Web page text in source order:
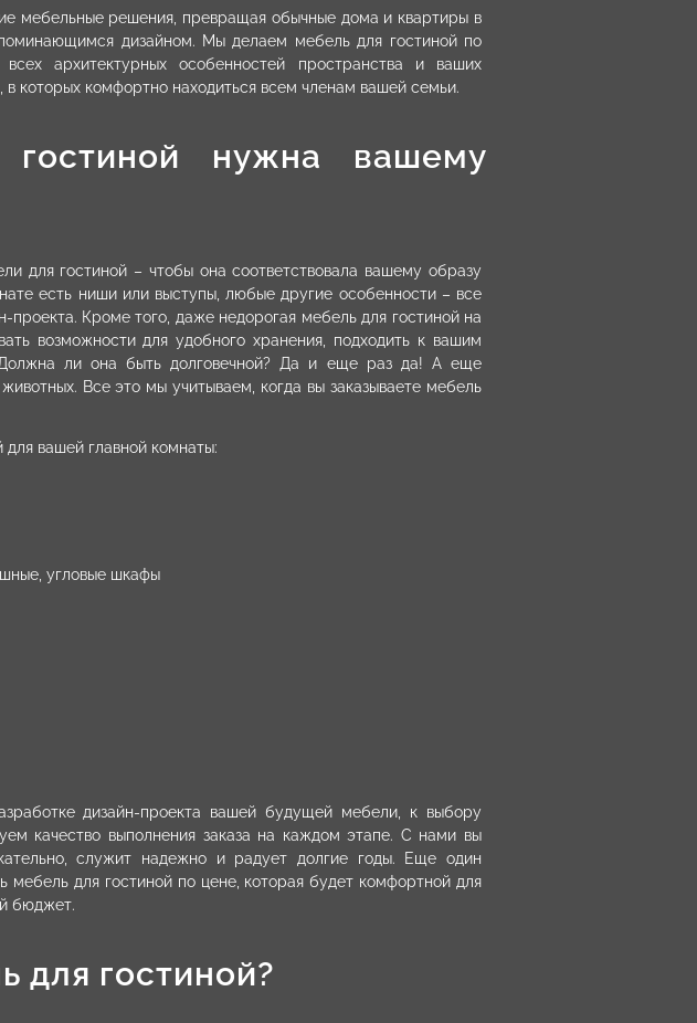
мебельные решения, превращая обычные дома и квартиры в
дизайном. Мы делаем мебель для гостиной по
архитектурных особенностей пространства и ваших
которых комфортно находиться всем членам вашей семьи.
нужна вашему
для гостиной – чтобы она соответствовала вашему образу
есть ниши или выступы, любые другие особенности – все
Кроме того, даже недорогая мебель для гостиной на
возможности для удобного хранения, подходить к вашим
Должна ли она быть долговечной? Да и еще раз да! А еще
Все это мы учитываем, когда вы заказываете мебель
для вашей главной комнаты:
угловые шкафы
дизайн-проекта вашей будущей мебели, к выбору
качество выполнения заказа на каждом этапе. С нами вы
служит надежно и радует долгие годы. Еще один
для гостиной по цене, которая будет комфортной для
бюджет.
для гостиной?